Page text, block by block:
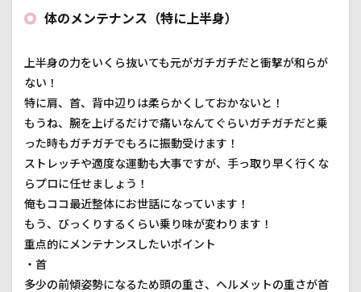
体のメンテナンス（特に上半身）
上半身の力をいくら抜いても元がガチガチだと衝撃が和らが
ない！
特に肩、首、背中辺りは柔らかくしておかないと！
もうね、腕を上げるだけで痛いなんてぐらいガチガチだと乗
った時もガチガチでもろに振動受けます！
ストレッチや適度な運動も大事ですが、手っ取り早く行くな
らプロに任せましょう！
俺もココ最近整体にお世話になっています！
もう、びっくりするくらい乗り味が変わります！
重点的にメンテナンスしたいポイント
・首
多少の前傾姿勢になるため頭の重さ、ヘルメットの重さが首